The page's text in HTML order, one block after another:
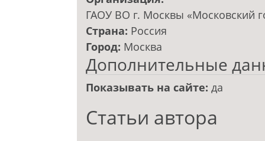
ГАОУ ВО г. Москвы «Московский
Страна: Россия
Город: Москва
Дополнительные
Показывать на сайте: да
Статьи автора